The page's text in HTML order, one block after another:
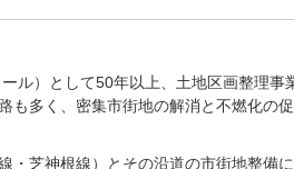
ル）として50年以上、土地区画整理事
も多く、密集市街地の解消と不燃化の
・芝神根線）とその沿道の市街地整備